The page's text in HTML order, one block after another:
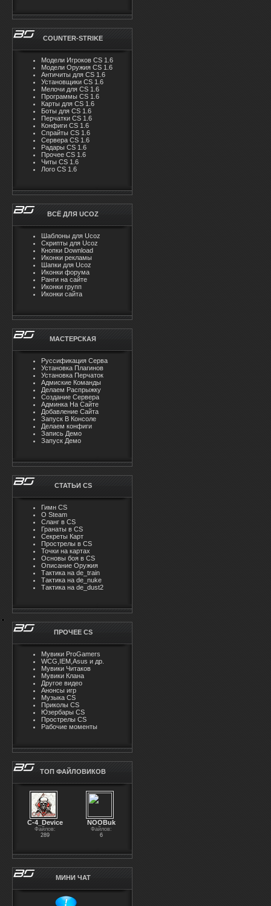
COUNTER-STRIKE
Модели Игроков CS 1.6
Модели Оружия CS 1.6
Античиты для CS 1.6
Установщики CS 1.6
Мелочи для CS 1.6
Программы CS 1.6
Карты для CS 1.6
Боты для CS 1.6
Перчатки CS 1.6
Конфиги CS 1.6
Спрайты CS 1.6
Сервера CS 1.6
Радары CS 1.6
Прочее CS 1.6
Читы CS 1.6
Лого CS 1.6
ВСЁ ДЛЯ UCOZ
Шаблоны для Ucoz
Скрипты для Ucoz
Кнопки Download
Иконки рекламы
Шапки для Ucoz
Иконки форума
Ранги на сайте
Иконки групп
Иконки сайта
МАСТЕРСКАЯ
Руссификация Серва
Установка Плагинов
Установка Перчаток
Адмиские Команды
Делаем Распрыжку
Создание Сервера
Админка На Сайте
Добавление Сайта
Запуск В Консоле
Делаем конфиги
Запись Демо
Запуск Демо
СТАТЬИ CS
Гимн CS
О Steam
Cлaнг в CS
Гранаты в CS
Секреты Карт
Прострелы в CS
Точки на картах
Основы боя в CS
Описание Оружия
Тактика на de_train
Тактика на de_nuke
Тактика на de_dust2
ПРОЧЕЕ CS
Мувики ProGamers
WCG,IEM,Asus и др.
Мувики Читаков
Мувики Клана
Другое видео
Анонсы игр
Музыка CS
Приколы CS
Юзербары CS
Прострелы CS
Рабочие моменты
ТОП ФАЙЛОВИКОВ
С-4_Device
Файлов:
289
NOOBuk
Файлов:
6
МИНИ ЧАТ